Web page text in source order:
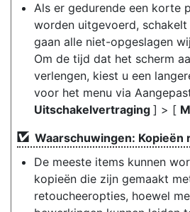
Als er gedurende een korte
worden uitgevoerd,
gaan alle niet-opgeslagen
Om de tijd dat het scherm
verlengen, kiest u een
voor het menu via
Uitschakelvertraging ] > [
Waarschuwingen: Kopieën
De meeste items kunnen
kopieën die zijn gemaakt
retoucheeropties, hoewel